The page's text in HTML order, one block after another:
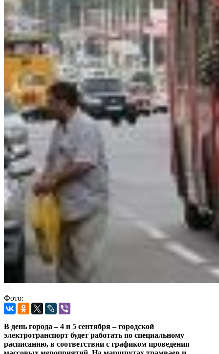
Фото:
В день города – 4 и 5 сентября – городской
электротранспорт будет работать по специальному
расписанию, в соответствии с графиком проведения